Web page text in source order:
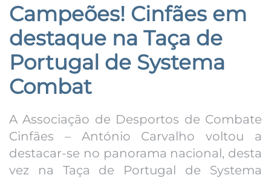
Campeões! Cinfães em
destaque na Taça de
Portugal de Systema
Combat
A Associação de Desportos de Combate
Cinfães – António Carvalho voltou a
destacar-se no panorama nacional, desta
vez na Taça de Portugal de Systema